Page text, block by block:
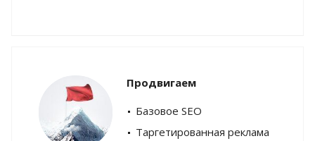
Продвигаем
Базовое SEO
Таргетированная реклама